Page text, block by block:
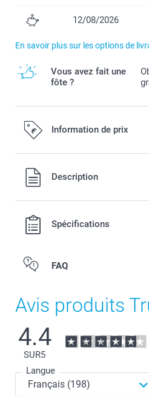
12/08/2026
En savoir plus sur les options de
Vous avez fait une
fôte ?
Information de prix
Tous les prix sont en EURO (€),
port.
Description
Spécifications
FAQ
Avis produits
4.4
SUR5
Langue